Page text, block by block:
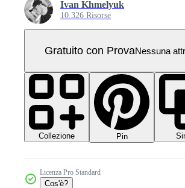
Ivan Khmelyuk
10.326 Risorse
Gratuito con ProvaNessuna
Collezione Pin
Licenza Pro Standard
Cos'è?